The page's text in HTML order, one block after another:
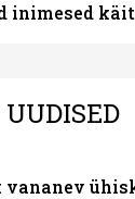
inimesed
vananev